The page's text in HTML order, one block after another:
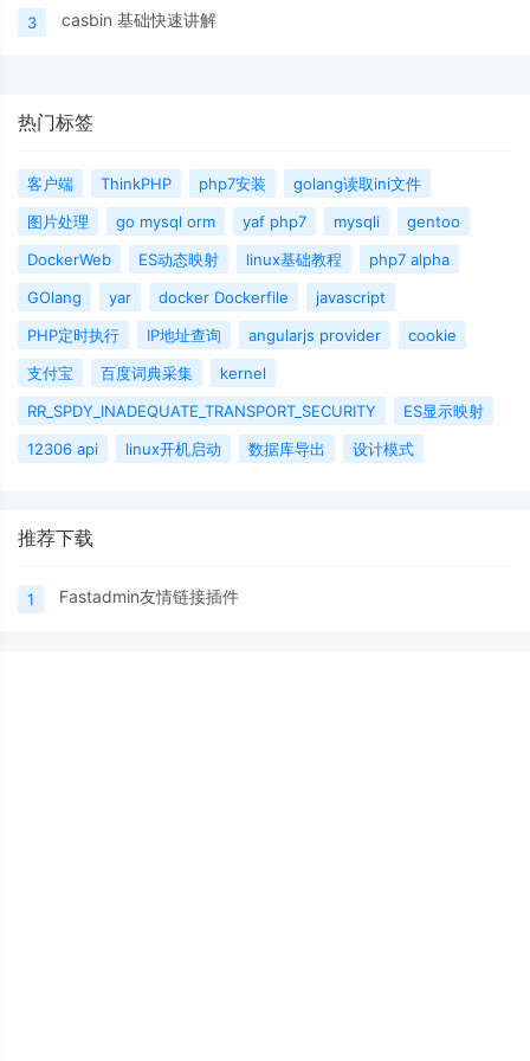
3 casbin 基础快速讲解
热门标签
客户端 ThinkPHP php7安装
golang读取ini文件
图片处理
go mysql orm yaf php7 mysqli
gentoo
DockerWeb
ES动态映射 linux基础教程
php7 alpha
GOlang
yar docker Dockerfile
javascript
PHP定时执行
IP地址查询 angularjs provider
cookie
支付宝
百度词典采集
kernel
RR_SPDY_INADEQUATE_TRANSPORT_SECURITY
ES显示映射
12306 api
linux开机启动 数据库导出 设计模式
推荐下载
1 Fastadmin友情链接插件